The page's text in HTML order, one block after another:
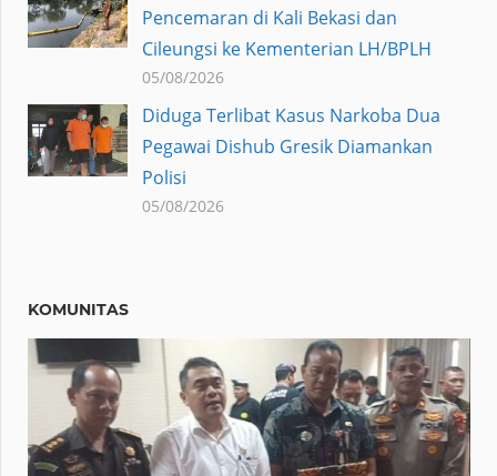
Pencemaran di Kali Bekasi dan
Cileungsi ke Kementerian LH/BPLH
05/08/2026
Diduga Terlibat Kasus Narkoba Dua
Pegawai Dishub Gresik Diamankan
Polisi
05/08/2026
KOMUNITAS